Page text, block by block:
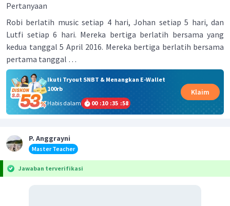
Pertanyaan
Robi berlatih music setiap 4 hari, Johan setiap 5 hari, dan
Lutfi setiap 6 hari. Mereka bertiga berlatih bersama yang
kedua tanggal 5 April 2016. Mereka bertiga berlatih bersama
pertama tanggal …
Ikuti Tryout SNBT & Menangkan E-Wallet
100rb
Habis dalam
00 :10 :35 :58
Klaim
P. Anggrayni
Master Teacher
Jawaban terverifikasi